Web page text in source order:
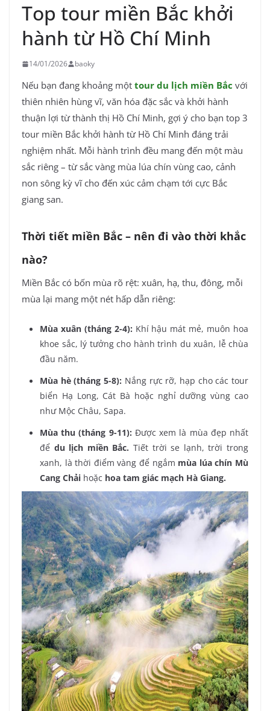
Top tour miền Bắc khởi
hành từ Hồ Chí Minh
14/01/2026 baoky
Nếu bạn đang khoảng một tour du lịch miền Bắc với
thiên nhiên hùng vĩ, văn hóa đặc sắc và khởi hành
thuận lợi từ thành thị Hồ Chí Minh, gợi ý cho bạn top 3
tour miền Bắc khởi hành từ Hồ Chí Minh đáng trải
nghiệm nhất. Mỗi hành trình đều mang đến một màu
sắc riêng – từ sắc vàng mùa lúa chín vùng cao, cảnh
non sông kỳ vĩ cho đến xúc cảm chạm tới cực Bắc
giang san.
Thời tiết miền Bắc – nên đi vào thời khắc
nào?
Miền Bắc có bốn mùa rõ rệt: xuân, hạ, thu, đông, mỗi
mùa lại mang một nét hấp dẫn riêng:
Mùa xuân (tháng 2-4): Khí hậu mát mẻ, muôn hoa
khoe sắc, lý tưởng cho hành trình du xuân, lễ chùa
đầu năm.
Mùa hè (tháng 5-8): Nắng rực rỡ, hạp cho các tour
biển Hạ Long, Cát Bà hoặc nghỉ dưỡng vùng cao
như Mộc Châu, Sapa.
Mùa thu (tháng 9-11): Được xem là mùa đẹp nhất
để du lịch miền Bắc. Tiết trời se lạnh, trời trong
xanh, là thời điểm vàng để ngắm mùa lúa chín Mù
Cang Chải hoặc hoa tam giác mạch Hà Giang.